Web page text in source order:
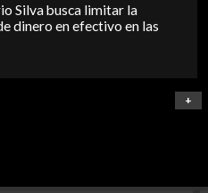
Silva busca limitar la
dinero en efectivo en las
+